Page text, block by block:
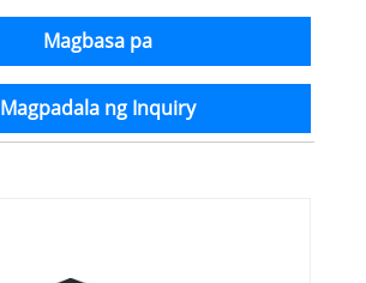
Magbasa pa
Magpadala ng Inquiry